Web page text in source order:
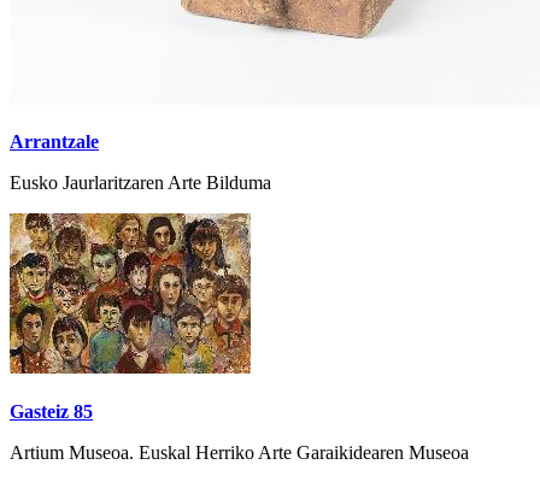
Arrantzale
Eusko Jaurlaritzaren Arte Bilduma
Gasteiz 85
Artium Museoa. Euskal Herriko Arte Garaikidearen Museoa